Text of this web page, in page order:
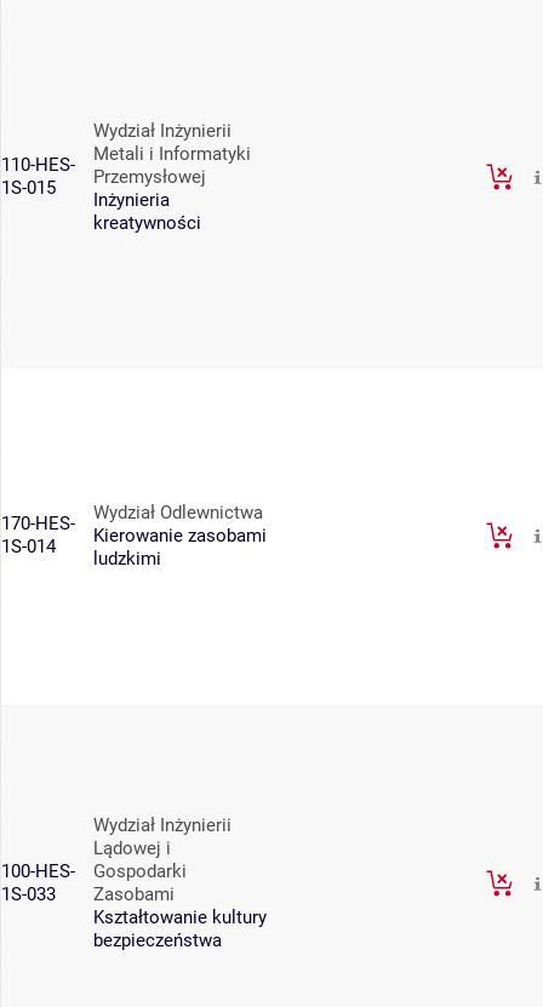
110-HES-
1S-015
Wydział Inżynierii
Metali i Informatyki
Przemysłowej
Inżynieria
kreatywności
170-HES-
1S-014
Wydział Odlewnictwa
Kierowanie zasobami
ludzkimi
100-HES-
1S-033
Wydział Inżynierii
Lądowej i
Gospodarki
Zasobami
Kształtowanie kultury
bezpieczeństwa